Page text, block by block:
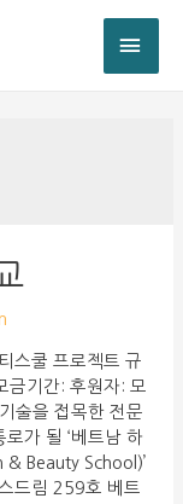
스쿨 프로젝트 규
금기간: 후원자: 모
술을 접목한 전문
가 될 ‘베트남 하
Beauty School)’
드림 259호 베트